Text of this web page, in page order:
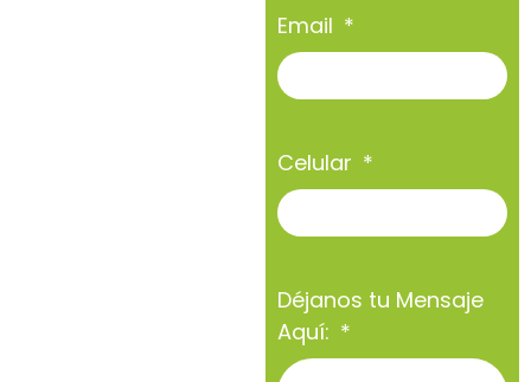
Email
Celular
Déjanos tu Mensaje
Aquí: